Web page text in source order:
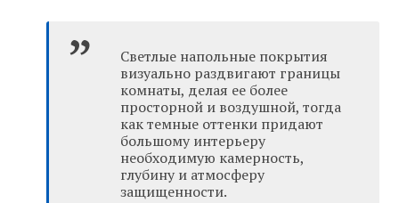
Светлые напольные покрытия
визуально раздвигают границы
комнаты, делая ее более
просторной и воздушной, тогда
как темные оттенки придают
большому интерьеру
необходимую камерность,
глубину и атмосферу
защищенности.